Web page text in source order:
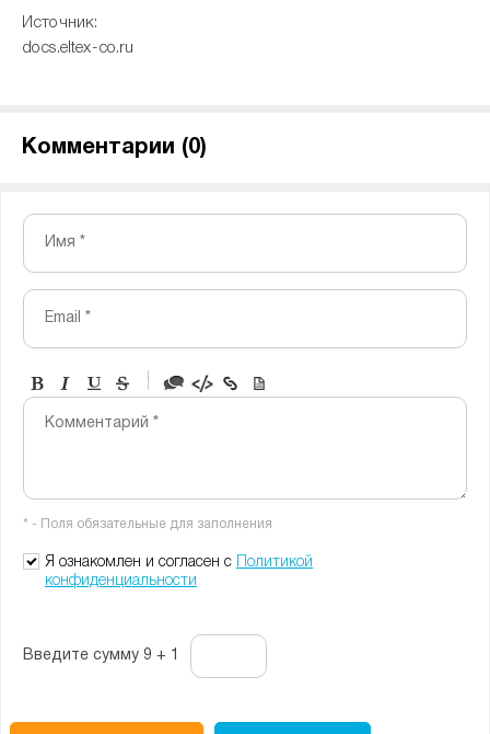
Источник:
docs.eltex-co.ru
Комментарии (0)
Имя *
Email *
-
-
-
-
Комментарий *
* - Поля обязательные для заполнения
Я ознакомлен и согласен с
Политикой
конфиденциальности
Введите сумму 9 + 1